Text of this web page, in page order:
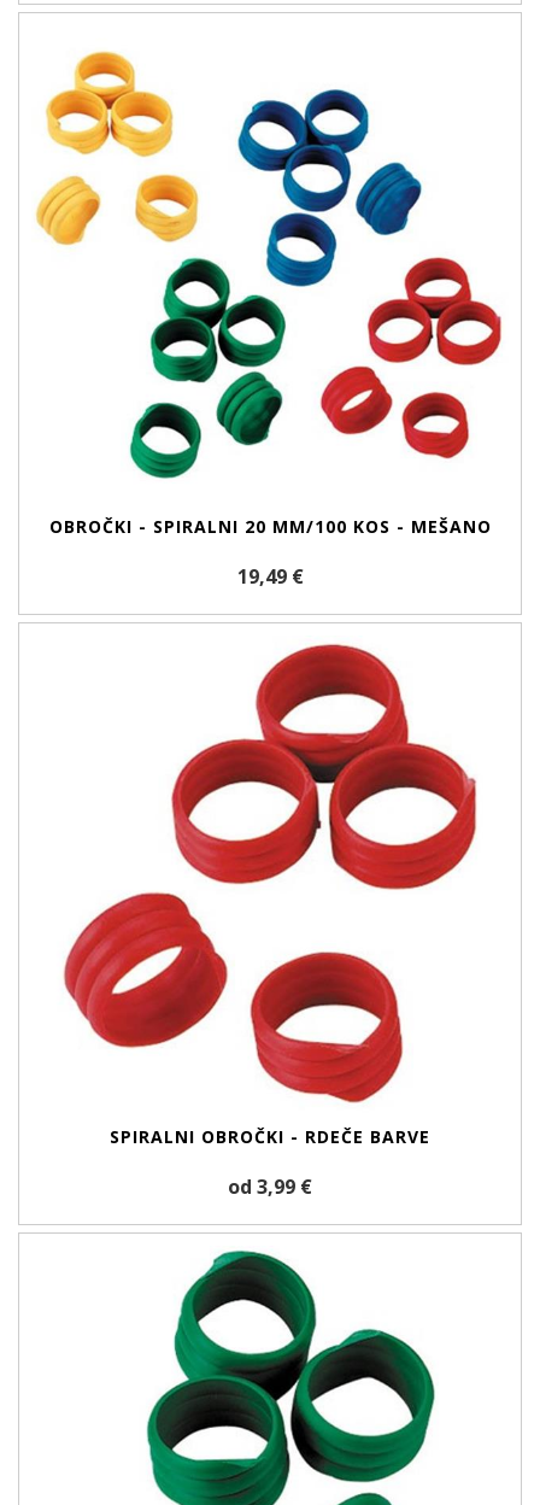
OBROČKI - SPIRALNI 20 MM/100 KOS - MEŠANO
19,49 €
SPIRALNI OBROČKI - RDEČE BARVE
od 3,99 €